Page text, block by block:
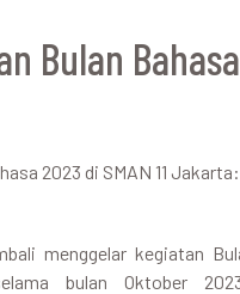
Bulan Bahasa
2023 di SMAN 11
menggelar kegiatan
bulan Oktober